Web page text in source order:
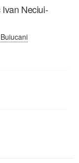
Neciui-